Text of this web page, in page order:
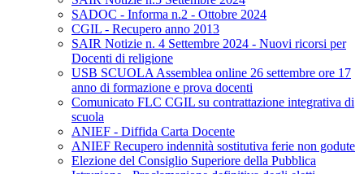
SADOC - Informa n.2 - Ottobre 2024
CGIL - Recupero anno 2013
SAIR Notizie n. 4 Settembre 2024 - Nuovi ricorsi per
Docenti di religione
USB SCUOLA Assemblea online 26 settembre ore 17
anno di formazione e prova docenti
Comunicato FLC CGIL su contrattazione integrativa di
scuola
ANIEF - Diffida Carta Docente
ANIEF Recupero indennità sostitutiva ferie non godute
Elezione del Consiglio Superiore della Pubblica